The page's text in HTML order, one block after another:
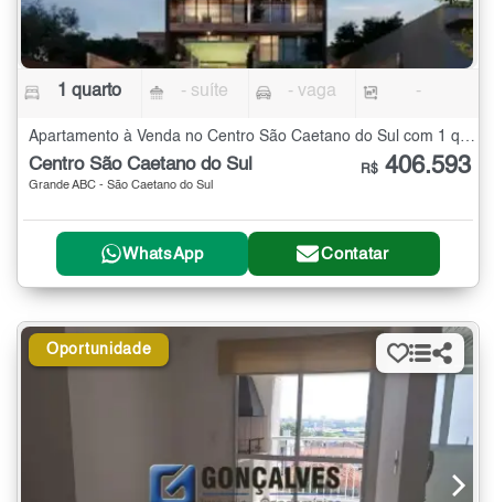
1 quarto - suíte - vaga -
Apartamento à Venda no Centro São Caetano do Sul com 1 quarto
Centro São Caetano do Sul
Grande ABC - São Caetano do Sul
R$ 406.593
WhatsApp Contatar
Oportunidade